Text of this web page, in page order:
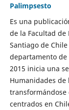
Palimpsesto
Es una
de la Facultad
Santiago de
departamento de
2015 inicia una
Humanidades de
transformándose
centrados en